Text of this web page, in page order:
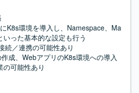
K8s環境を導入し、Namespace、Ma
った基本的な設定も行う
続／連携の可能性あり
成、WebアプリのK8s環境への導入
の可能性あり